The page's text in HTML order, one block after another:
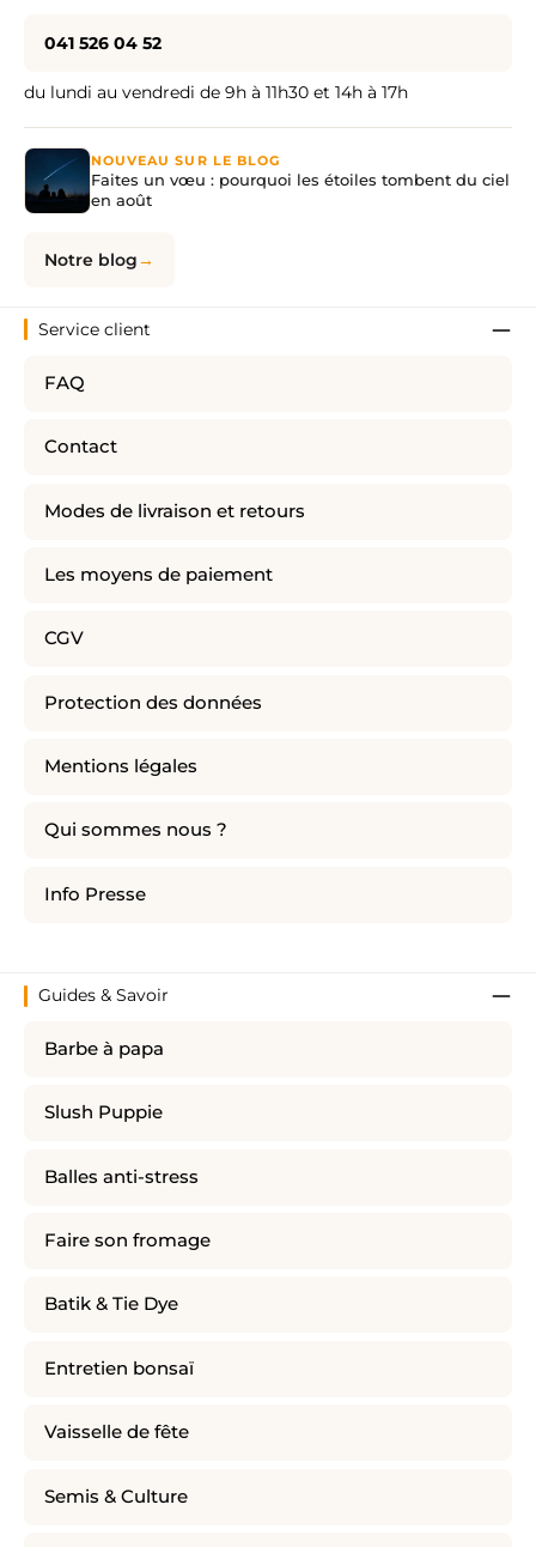
041 526 04 52
du lundi au vendredi de 9h à 11h30 et 14h à 17h
NOUVEAU SUR LE BLOG
Faites un vœu : pourquoi les étoiles tombent du ciel
en août
Notre blog
Service client
FAQ
Contact
Modes de livraison et retours
Les moyens de paiement
CGV
Protection des données
Mentions légales
Qui sommes nous ?
Info Presse
Guides & Savoir
Barbe à papa
Slush Puppie
Balles anti-stress
Faire son fromage
Batik & Tie Dye
Entretien bonsaï
Vaisselle de fête
Semis & Culture